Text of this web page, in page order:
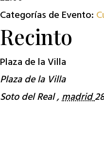
Categorías de Evento:
Recinto
Plaza de la Villa
Plaza de la Villa
Soto del Real,madrid